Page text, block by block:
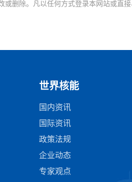
删除。凡以任何方式登录本网站或直接
世界核能
国内资讯
国际资讯
政策法规
企业动态
专家观点